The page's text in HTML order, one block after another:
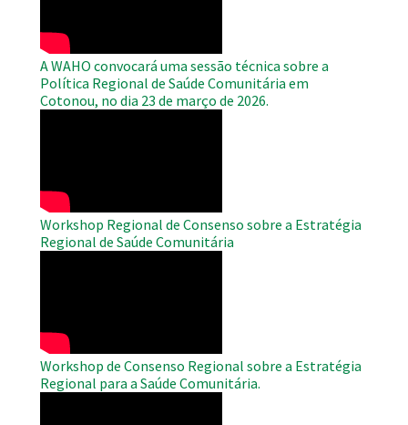
A WAHO convocará uma sessão técnica sobre a
Política Regional de Saúde Comunitária em
Cotonou, no dia 23 de março de 2026.
Workshop Regional de Consenso sobre a Estratégia
Regional de Saúde Comunitária
Workshop de Consenso Regional sobre a Estratégia
Regional para a Saúde Comunitária.